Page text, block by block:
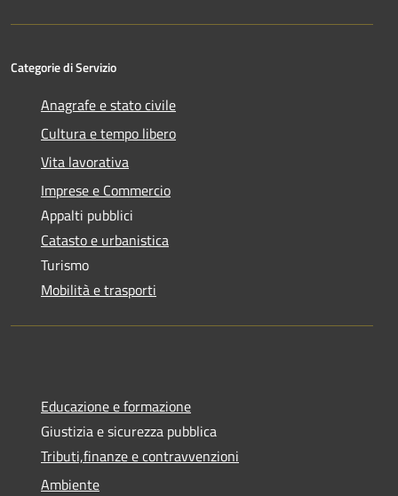
Categorie di Servizio
Anagrafe e stato civile
Cultura e tempo libero
Vita lavorativa
Imprese e Commercio
Appalti pubblici
Catasto e urbanistica
Turismo
Mobilità e trasporti
Educazione e formazione
Giustizia e sicurezza pubblica
Tributi,finanze e contravvenzioni
Ambiente